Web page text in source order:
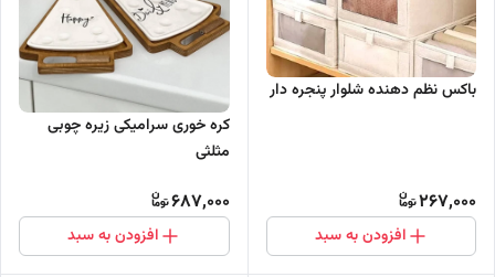
باکس نظم دهنده شلوار پنجره دار
267,000
افزودن به سبد
کره خوری سرامیکی زیره چوبی
مثلثی
687,000
افزودن به سبد